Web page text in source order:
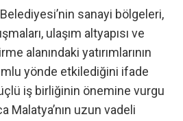
sanayi bölgeleri,
ulaşım altyapısı ve
alanındaki yatırımlarının
yönde etkilediğini ifade
iş birliğinin önemine vurgu
Malatya’nın uzun vadeli